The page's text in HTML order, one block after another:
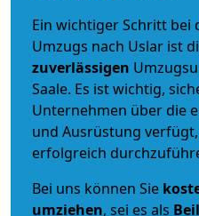
Ein wichtiger Schritt bei
Umzugs nach Uslar ist
zuverlässigen
Saale. Es ist wichtig,
Unternehmen über die
und Ausrüstung
erfolgreich
Bei uns können Sie
umziehen, sei es als